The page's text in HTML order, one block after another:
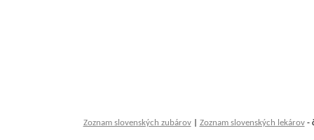
Zoznam slovenských zubárov| Zoznam slovenských lekárov-